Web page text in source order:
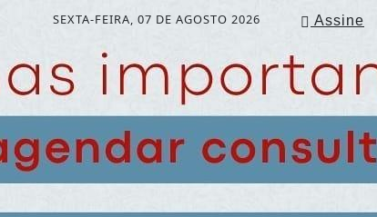
Assine
SEXTA-FEIRA, 07 DE AGOSTO 2026